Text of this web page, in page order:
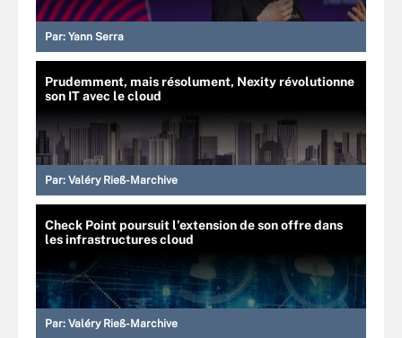
Par: Yann Serra
Prudemment, mais résolument, Nexity révolutionne
son IT avec le cloud
Par: Valéry Rieß-Marchive
Check Point poursuit l’extension de son offre dans
les infrastructures cloud
Par: Valéry Rieß-Marchive